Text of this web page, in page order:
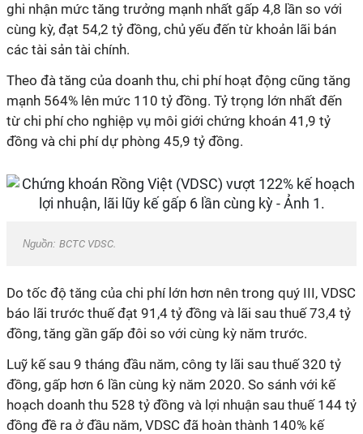
ghi nhận mức tăng trưởng mạnh nhất gấp 4,8 lần so với
cùng kỳ, đạt 54,2 tỷ đồng, chủ yếu đến từ khoản lãi bán
các tài sản tài chính.
Theo đà tăng của doanh thu, chi phí hoạt động cũng tăng
mạnh 564% lên mức 110 tỷ đồng. Tỷ trọng lớn nhất đến
từ chi phí cho nghiệp vụ môi giới chứng khoán 41,9 tỷ
đồng và chi phí dự phòng 45,9 tỷ đồng.
Nguồn: BCTC VDSC.
Do tốc độ tăng của chi phí lớn hơn nên trong quý III, VDSC
báo lãi trước thuế đạt 91,4 tỷ đồng và lãi sau thuế 73,4 tỷ
đồng, tăng gần gấp đôi so với cùng kỳ năm trước.
Luỹ kế sau 9 tháng đầu năm, công ty lãi sau thuế 320 tỷ
đồng, gấp hơn 6 lần cùng kỳ năm 2020. So sánh với kế
hoạch doanh thu 528 tỷ đồng và lợi nhuận sau thuế 144 tỷ
đồng đề ra ở đầu năm, VDSC đã hoàn thành 140% kế